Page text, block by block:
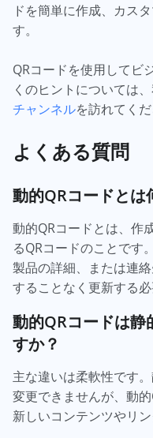
ドを簡単に作成、カス
す。
QRコードを使用してビ
くのヒントについては
チャンネルを訪れてくだ
よくある質問
動的QRコードとは
動的QRコードとは、作
るQRコードのことです
製品の詳細、または連
することなく更新する
動的QRコードは静
すか？
主な違いは柔軟性です
変更できませんが、動
新しいコンテンツやリ